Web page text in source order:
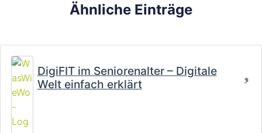
Ähnliche Einträge
DigiFIT im Seniorenalter – Digitale
Welt einfach erklärt